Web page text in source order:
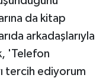
da kitap
arkadaşlarıyla
'Telefon
tercih ediyorum